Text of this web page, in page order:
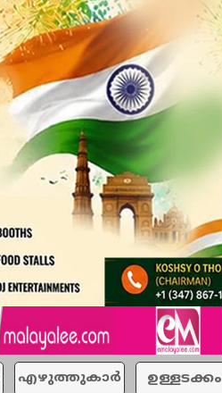
എഴുത്തുകാര്‍ ഉള്ളടക്കം